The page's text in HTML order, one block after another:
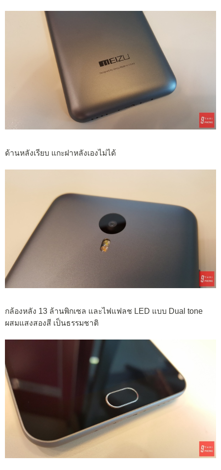
ด้านหลังเรียบ แกะฝาหลังเองไม่ได้
กล้องหลัง 13 ล้านพิกเซล และไฟแฟลช LED แบบ Dual tone
ผสมแสงสองสี เป็นธรรมชาติ